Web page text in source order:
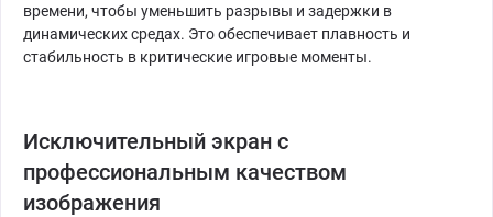
времени, чтобы уменьшить разрывы и задержки в
динамических средах. Это обеспечивает плавность и
стабильность в критические игровые моменты.
Исключительный экран с
профессиональным качеством
изображения